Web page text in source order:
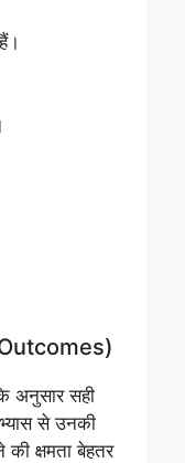
अनुसार सही
से उनकी
क्षमता बेहतर